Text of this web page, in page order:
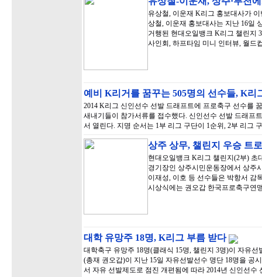
유상철, 이운재 K리그 홍보대사가
상철, 이운재 홍보대사는 지난 16일
거행된 현대오일뱅크 K리그 챌린지
사인회, 하프타임 미니 인터뷰, 월드
예비 K리거를 꿈꾸는 505명의 선수들, K
2014 K리그 신인선수 선발 드래프트에 프로축구 선수를
새내기들이 참가서류를 접수했다. 신인선수 선발 드래프
서 열린다. 지명 순서는 1부 리그 구단이 1순위, 2부 리그
상주 상무, 챌린지 우승 트
현대오일뱅크 K리그 챌린지(2부) 초
경기장인 상주시민운동장에서 상주
이재성, 이호 등 선수들은 박항서 감
시상식에는 권오갑 한국프로축구연
대학 유망주 18명, K리그 부름 받다
대학축구 유망주 18명(클래식 15명, 챌린지 3명)이 자유
(총재 권오갑)이 지난 15일 자유선발선수 명단 18명을 공
서 자유 선발제도로 점진 개편됨에 따라 2014년 신인선